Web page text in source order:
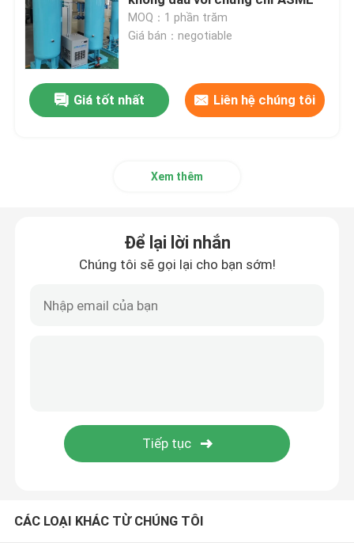
Máy tạo nitơ màng
Máy tạo oxy y tế PSA
Máy sấy khí công nghiệp
Chất giòn metanol
MOQ：1 phần trăm
Giá bán：negotiable
Giá tốt nhất Liên hệ chúng tôi
Xem thêm
Để lại lời nhắn
Chúng tôi sẽ gọi lại cho bạn sớm!
CÁC LOẠI KHÁC TỪ CHÚNG TÔI